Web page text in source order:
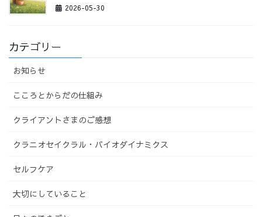
2026-05-30
カテゴリー
お知らせ
こころとからだの仕組み
クライアントさまのご感想
クラニオセイクラル・バイオダイナミクス
セルフケア
大切にしていること